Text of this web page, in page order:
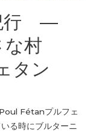
紀行 ―
な村
タン
Fétanプルフェ
る時にブルターニ